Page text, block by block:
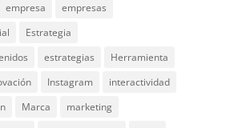
empresa
empresas
Estrategia
estrategias
Herramienta
Instagram
interactividad
Marca
marketing